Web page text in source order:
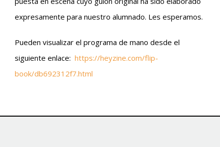
expresamente para nuestro alumnado. Les esperamos.
Pueden visualizar el programa de mano desde el
siguiente enlace: https://heyzine.com/flip-
book/db692312f7.html